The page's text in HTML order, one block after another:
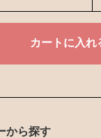
から探す